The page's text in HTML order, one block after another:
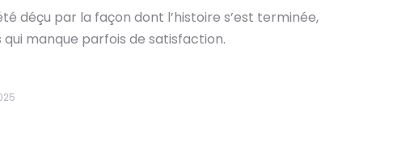
déçu par la façon dont l’histoire s’est terminée,
manque parfois de satisfaction.